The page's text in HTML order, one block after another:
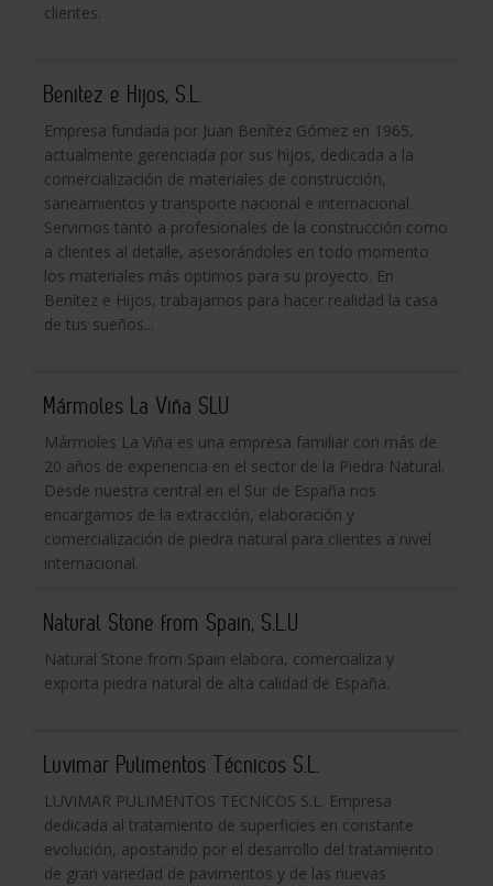
clientes.
Benitez e Hijos, S.L.
Empresa fundada por Juan Benítez Gómez en 1965,
actualmente gerenciada por sus hijos, dedicada a la
comercialización de materiales de construcción,
saneamientos y transporte nacional e internacional.
Servimos tanto a profesionales de la construcción como
a clientes al detalle, asesorándoles en todo momento
los materiales más optimos para su proyecto. En
Benítez e Hijos, trabajamos para hacer realidad la casa
de tus sueños...
Mármoles La Viña SLU
Mármoles La Viña es una empresa familiar con más de
20 años de experiencia en el sector de la Piedra Natural.
Desde nuestra central en el Sur de España nos
encargamos de la extracción, elaboración y
comercialización de piedra natural para clientes a nivel
internacional.
Natural Stone from Spain, S.L.U
Natural Stone from Spain elabora, comercializa y
exporta piedra natural de alta calidad de España.
Luvimar Pulimentos Técnicos S.L.
LUVIMAR PULIMENTOS TECNICOS S.L. Empresa
dedicada al tratamiento de superficies en constante
evolución, apostando por el desarrollo del tratamiento
de gran variedad de pavimentos y de las nuevas